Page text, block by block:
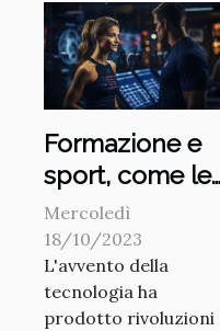
Formazione e
sport, come le
nuove
tecnologie
rivoluzionano
l'allenamento
Mercoledì
18/10/2023
L'avvento della
tecnologia ha
prodotto rivoluzioni